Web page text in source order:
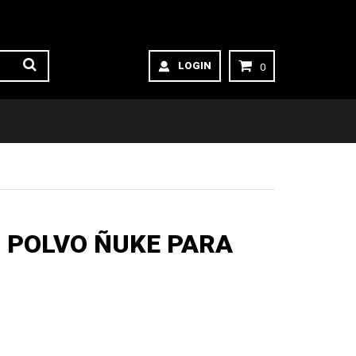
LOGIN 0
ÑUKE PARA